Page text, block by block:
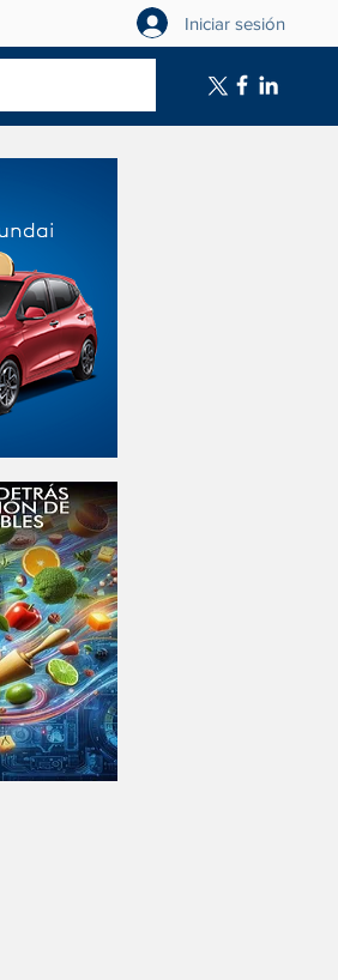
Iniciar sesión